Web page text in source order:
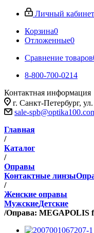
Личный кабинет
Корзина0
Отложенные0
Сравнение товаров
8-800-700-0214
Контактная информация
г. Санкт-Петербург,
sale-
Главная
/
Каталог
/
Оправы
Контактные линзы
/
Женские оправы
МужскиеДетские
/Оправа: MEGAPOLIS